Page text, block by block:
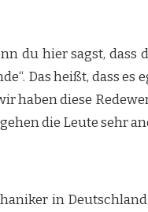
du hier sagst, dass
Das heißt, dass es
haben diese
die Leute sehr
in